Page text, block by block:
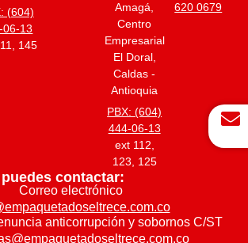
(604)
06-13
145
Amagá,
Centro
Empresarial
El Doral,
Caldas -
Antioquia
PBX: (604)
444-06-13
ext 112,
123, 125
620 0679
contactar:
Correo electrónico
anticorrupción y sobornos C/ST